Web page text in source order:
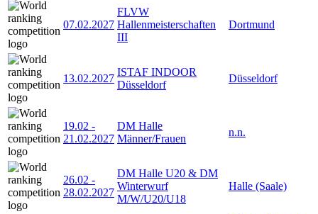
07.02.2027
FLVW
Hallenmeisterschaften
III
Dortmund
13.02.2027
ISTAF INDOOR
Düsseldorf
Düsseldorf
19.02 -
21.02.2027
DM Halle
Männer/Frauen
n.n.
26.02 -
28.02.2027
DM Halle U20 & DM
Winterwurf
M/W/U20/U18
Halle (Saale)